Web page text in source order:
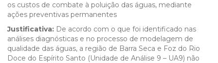
os custos de combate à poluição das águas, mediante
ações preventivas permanentes
Justificativa: De acordo com o que foi identificado nas
análises diagnósticas e no processo de modelagem de
qualidade das águas, a região de Barra Seca e Foz do Rio
Doce do Espírito Santo (Unidade de Análise 9 – UA9) não